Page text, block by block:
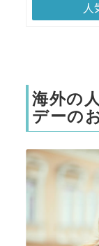
人
海外の
デーの